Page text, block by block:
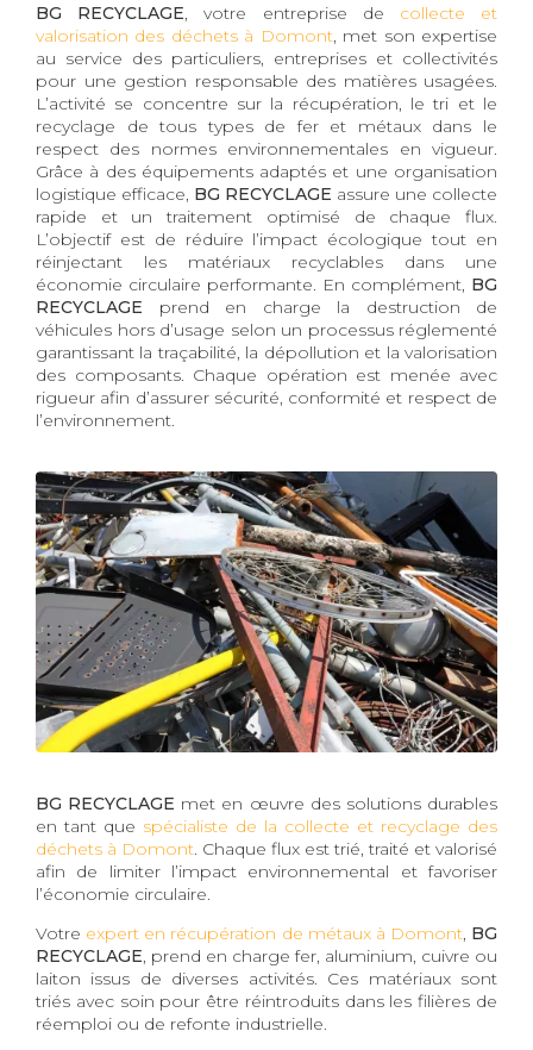
BG RECYCLAGE, votre entreprise de collecte et
valorisation des déchets à Domont, met son expertise
au service des particuliers, entreprises et collectivités
pour une gestion responsable des matières usagées.
L’activité se concentre sur la récupération, le tri et le
recyclage de tous types de fer et métaux dans le
respect des normes environnementales en vigueur.
Grâce à des équipements adaptés et une organisation
logistique efficace, BG RECYCLAGE assure une collecte
rapide et un traitement optimisé de chaque flux.
L’objectif est de réduire l’impact écologique tout en
réinjectant les matériaux recyclables dans une
économie circulaire performante. En complément, BG
RECYCLAGE prend en charge la destruction de
véhicules hors d’usage selon un processus réglementé
garantissant la traçabilité, la dépollution et la valorisation
des composants. Chaque opération est menée avec
rigueur afin d’assurer sécurité, conformité et respect de
l’environnement.
BG RECYCLAGE met en œuvre des solutions durables
en tant que spécialiste de la collecte et recyclage des
déchets à Domont. Chaque flux est trié, traité et valorisé
afin de limiter l’impact environnemental et favoriser
l’économie circulaire.
Votre expert en récupération de métaux à Domont, BG
RECYCLAGE, prend en charge fer, aluminium, cuivre ou
laiton issus de diverses activités. Ces matériaux sont
triés avec soin pour être réintroduits dans les filières de
réemploi ou de refonte industrielle.